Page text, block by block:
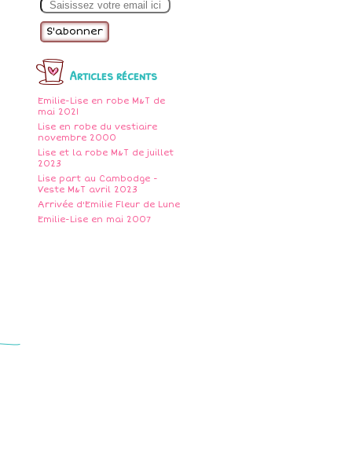
m
Articles récents
Emilie-Lise en robe M&T de
mai 2021
Lise en robe du vestiaire
novembre 2000
Lise et la robe M&T de juillet
2023
Lise part au Cambodge -
Veste M&T avril 2023
Arrivée d'Emilie Fleur de Lune
Emilie-Lise en mai 2007